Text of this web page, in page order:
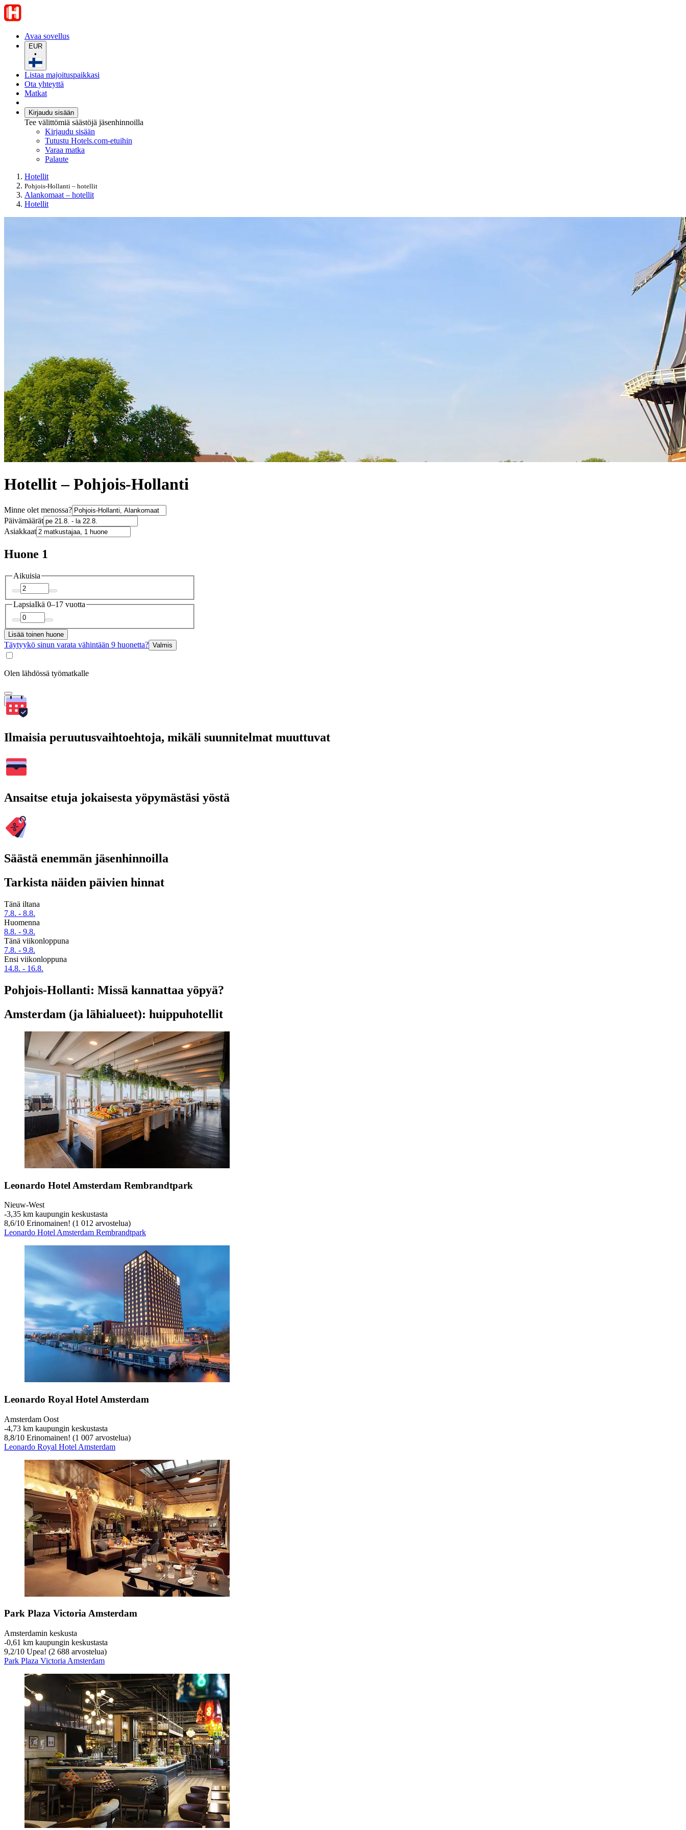
Avaa sovellus
EUR
•
Listaa majoituspaikkasi
Ota yhteyttä
Matkat
Kirjaudu sisään
Tee välittömiä säästöjä jäsenhinnoilla
Kirjaudu sisään
Tutustu Hotels.com-etuihin
Varaa matka
Palaute
Hotellit
Pohjois-Hollanti – hotellit
Alankomaat – hotellit
Hotellit
Hotellit – Pohjois-Hollanti
Minne olet menossa?
Päivämäärät
Asiakkaat
Huone 1
Aikuisia
LapsiaIkä 0–17 vuotta
Lisää toinen huone
Täytyykö sinun varata vähintään 9 huonetta? Valmis
Olen lähdössä työmatkalle
Hae
Ilmaisia peruutusvaihtoehtoja, mikäli suunnitelmat muuttuvat
Ansaitse etuja jokaisesta yöpymästäsi yöstä
Säästä enemmän jäsenhinnoilla
Tarkista näiden päivien hinnat
Tänä iltana
7.8. - 8.8.
Huomenna
8.8. - 9.8.
Tänä viikonloppuna
7.8. - 9.8.
Ensi viikonloppuna
14.8. - 16.8.
Pohjois-Hollanti: Missä kannattaa yöpyä?
Amsterdam (ja lähialueet): huippuhotellit
Leonardo Hotel Amsterdam Rembrandtpark
Nieuw-West
‐3,35 km kaupungin keskustasta
8,6/10 Erinomainen! (1 012 arvostelua)
Leonardo Hotel Amsterdam Rembrandtpark
Leonardo Royal Hotel Amsterdam
Amsterdam Oost
‐4,73 km kaupungin keskustasta
8,8/10 Erinomainen! (1 007 arvostelua)
Leonardo Royal Hotel Amsterdam
Park Plaza Victoria Amsterdam
Amsterdamin keskusta
‐0,61 km kaupungin keskustasta
9,2/10 Upea! (2 688 arvostelua)
Park Plaza Victoria Amsterdam